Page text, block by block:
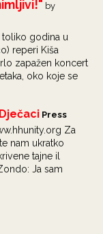
by
toliko godina u
reperi Kiša
zapažen koncert
oko koje se
Dječaci Press
Za
nam ukratko
tajne il
Ja sam